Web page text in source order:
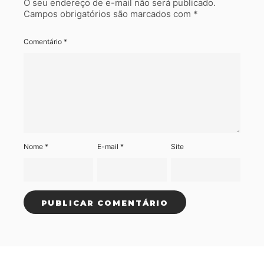
O seu endereço de e-mail não será publicado.
Campos obrigatórios são marcados com *
Comentário *
Nome * E-mail* Site